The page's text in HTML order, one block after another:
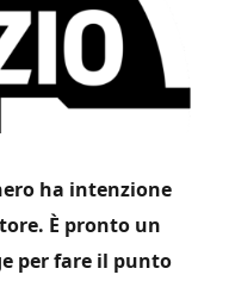
ha intenzione
È pronto un
per fare il punto